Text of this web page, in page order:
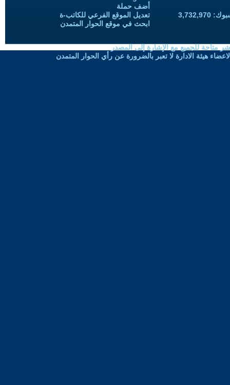
أضف حملة
تعديل الموقع الفرعي للكاتب-ة
ابحث في موقع الحوار المتمدن
متاحة للجميع مع الإشارة إلى المصدر
هيئة الادارة لا تعبر بالضرورة عن رأي الحوار المتمدن